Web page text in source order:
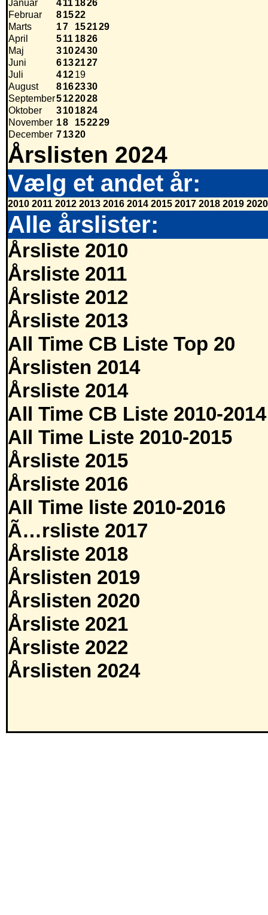
Januar 411 1826
Februar
81522
Marts
17 152129
April
511 1826
Maj
3102430
Juni
6132127
Juli
41219
August
8162330
September5122028
Oktober
3101824
November 18 152229
December 71320
Årslisten 2024
Vælg et andet år:
2010 2011 2012 2013 2016 2014 2015 2017 2018 2019 2020
Alle årslister:
Årsliste 2010
Årsliste 2011
Årsliste 2012
Årsliste 2013
All Time CB Liste Top 20
Årslisten 2014
Årsliste 2014
All Time CB Liste 2010-2014
All Time Liste 2010-2015
Årsliste 2015
Årsliste 2016
All Time liste 2010-2016
Ã…rsliste 2017
Årsliste 2018
Årslisten 2019
Årslisten 2020
Årsliste 2021
Årsliste 2022
Årslisten 2024